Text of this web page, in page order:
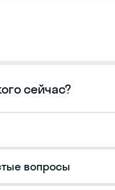
которые могут
этикета. Для
чести,
эмоций.
не просто как
вы
проблему без
сейчас?
вопросы